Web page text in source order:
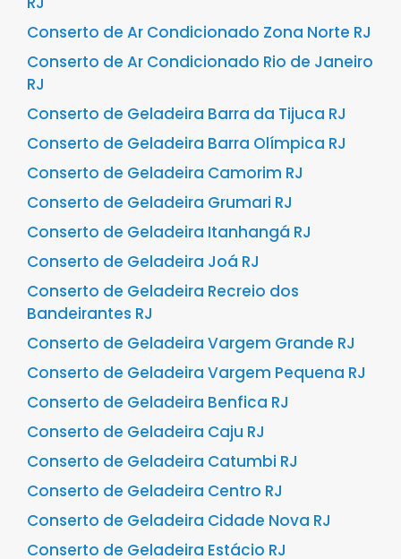
Conserto de Ar Condicionado Zona Norte RJ
Conserto de Ar Condicionado Rio de Janeiro
RJ
Conserto de Geladeira Barra da Tijuca RJ
Conserto de Geladeira Barra Olímpica RJ
Conserto de Geladeira Camorim RJ
Conserto de Geladeira Grumari RJ
Conserto de Geladeira Itanhangá RJ
Conserto de Geladeira Joá RJ
Conserto de Geladeira Recreio dos
Bandeirantes RJ
Conserto de Geladeira Vargem Grande RJ
Conserto de Geladeira Vargem Pequena RJ
Conserto de Geladeira Benfica RJ
Conserto de Geladeira Caju RJ
Conserto de Geladeira Catumbi RJ
Conserto de Geladeira Centro RJ
Conserto de Geladeira Cidade Nova RJ
Conserto de Geladeira Estácio RJ